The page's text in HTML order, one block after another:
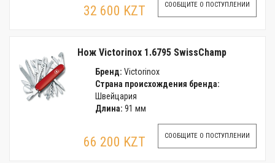
32 600 KZT СООБЩИТЕ О ПОСТУПЛЕНИИ
Нож Victorinox 1.6795 SwissChamp
Бренд: Victorinox
Страна происхождения бренда:
Швейцария
Длина: 91 мм
66 200 KZT СООБЩИТЕ О ПОСТУПЛЕНИИ